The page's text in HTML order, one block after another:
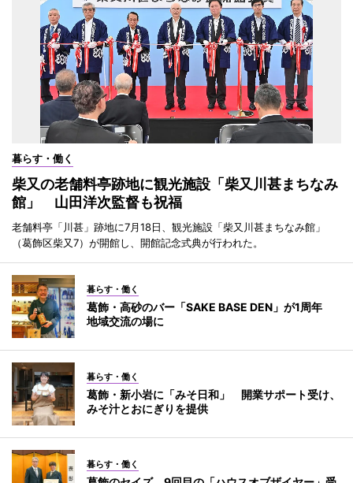
暮らす・働く
柴又の老舗料亭跡地に観光施設「柴又川甚まちなみ
館」 山田洋次監督も祝福
老舗料亭「川甚」跡地に7月18日、観光施設「柴又川甚まちなみ館」
（葛飾区柴又7）が開館し、開館記念式典が行われた。
暮らす・働く
葛飾・高砂のバー「SAKE BASE DEN」が1周年
地域交流の場に
暮らす・働く
葛飾・新小岩に「みそ日和」 開業サポート受け、
みそ汁とおにぎりを提供
暮らす・働く